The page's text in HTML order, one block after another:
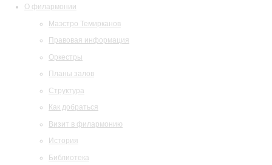
О филармонии
Маэстро Темирканов
Правовая информация
Оркестры
Планы залов
Структура
Как добраться
Визит в филармонию
История
Библиотека